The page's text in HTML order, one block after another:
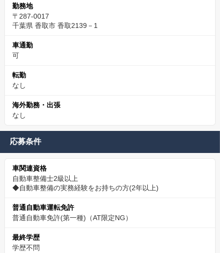
勤務地
〒287-0017
千葉県 香取市 香取2139－1
車通勤
可
転勤
なし
海外勤務・出張
なし
応募条件
車関連資格
自動車整備士2級以上
◆自動車整備の実務経験をお持ちの方(2年以上)
普通自動車運転免許
普通自動車免許(第一種)（AT限定NG）
最終学歴
学歴不問